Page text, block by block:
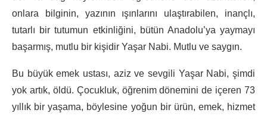
onlara bilginin, yazının ışınlarını ulaştırabilen, inançlı,
tutarlı bir tutumun etkinliğini, bütün Anadolu’ya yaymayı
başarmış, mutlu bir kişidir Yaşar Nabi. Mutlu ve saygın.
Bu büyük emek ustası, aziz ve sevgili Yaşar Nabi, şimdi
yok artık, öldü. Çocukluk, öğrenim dönemini de içeren 73
yıllık bir yaşama, böylesine yoğun bir ürün, emek, hizmet